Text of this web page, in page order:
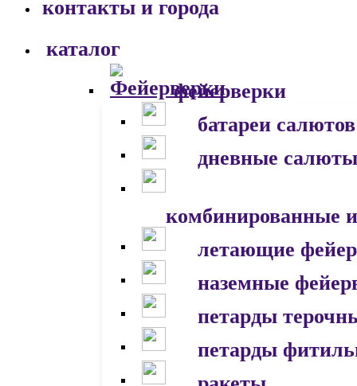
контакты и города
каталог
фейерверки
батареи салютов
дневные салюты
комбинированные
летающие
наземные
петарды
петарды